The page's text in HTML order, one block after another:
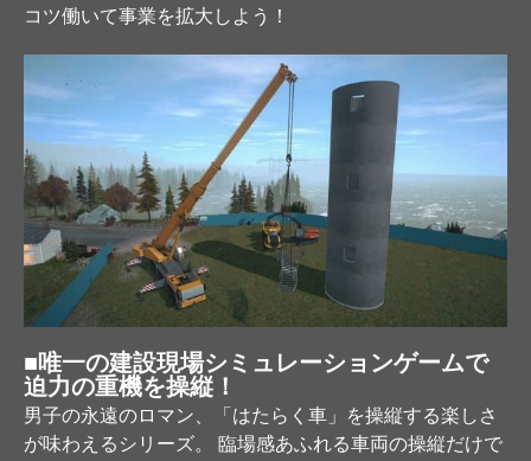
コツ働いて事業を拡大しよう！
■唯一の建設現場シミュレーションゲームで
迫力の重機を操縦！
男子の永遠のロマン、「はたらく車」を操縦する楽しさ
が味わえるシリーズ。 臨場感あふれる車両の操縦だけで